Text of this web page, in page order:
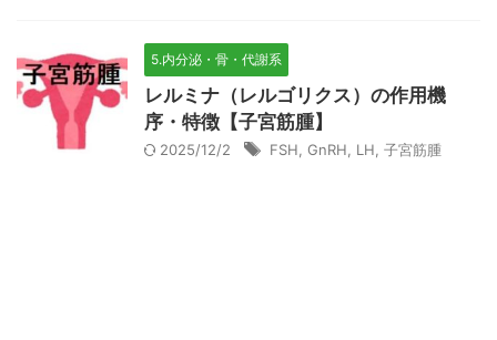
5.内分泌・骨・代謝系
レルミナ（レルゴリクス）の作用機
序・特徴【子宮筋腫】
2025/12/2 FSH GnRH LH 子宮筋腫